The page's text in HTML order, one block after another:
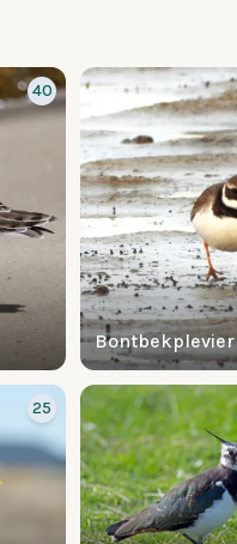
40
Bontbekplevier
25